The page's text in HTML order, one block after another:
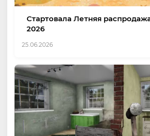
Стартовала Летняя
2026
25.06.2026